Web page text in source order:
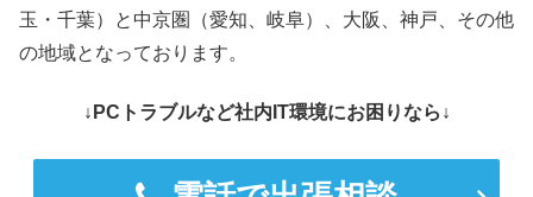
玉・千葉）と中京圏（愛知、岐阜）、大阪、神戸、その他
の地域となっております。
↓PCトラブルなど社内IT環境にお困りなら↓